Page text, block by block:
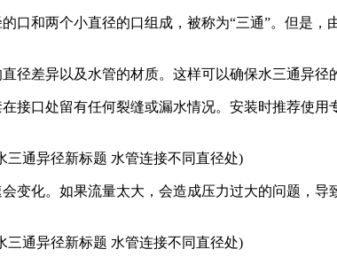
口和两个小直径的口组成，被称为“三通”。但是
差异以及水管的材质。这样可以确保水三通异径
接口处留有任何裂缝或漏水情况。安装时推荐使
化。如果流量太大，会造成压力过大的问题，导